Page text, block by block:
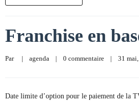
Franchise en
Par | agenda | 0 commentaire | 31
Date limite d’option pour le paiement de la